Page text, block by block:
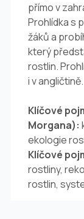
přímo v
Prohlídka s
žáků a
který
rostlin.
i v angličtině.
Klíčové
Morgana):
ekologie
Klíčové
rostliny,
rostlin,